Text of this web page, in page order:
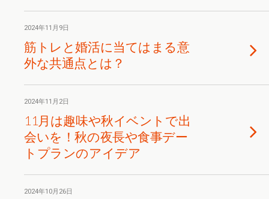
2024年11月9日
筋トレと婚活に当てはまる意
外な共通点とは？
2024年11月2日
11月は趣味や秋イベントで出
会いを！秋の夜長や食事デー
トプランのアイデア
2024年10月26日